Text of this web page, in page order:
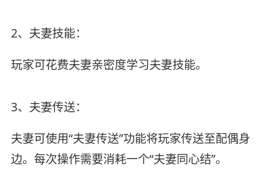
2、夫妻技能：
玩家可花费夫妻亲密度学习夫妻技能。
3、夫妻传送：
夫妻可使用“夫妻传送”功能将玩家传送至配偶身
边。每次操作需要消耗一个“夫妻同心结”。